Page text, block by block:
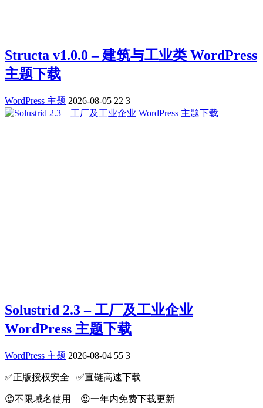
Structa v1.0.0 – 建筑与工业类 WordPress
主题下载
WordPress 主题 2026-08-05 22 3
Solustrid 2.3 – 工厂及工业企业
WordPress 主题下载
WordPress 主题 2026-08-04 55 3
✅️正版授权安全 ✅️直链高速下载
😍不限域名使用 😍一年内免费下载更新